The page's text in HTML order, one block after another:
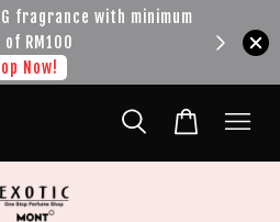
fragrance with minimum
of RM100
Now!